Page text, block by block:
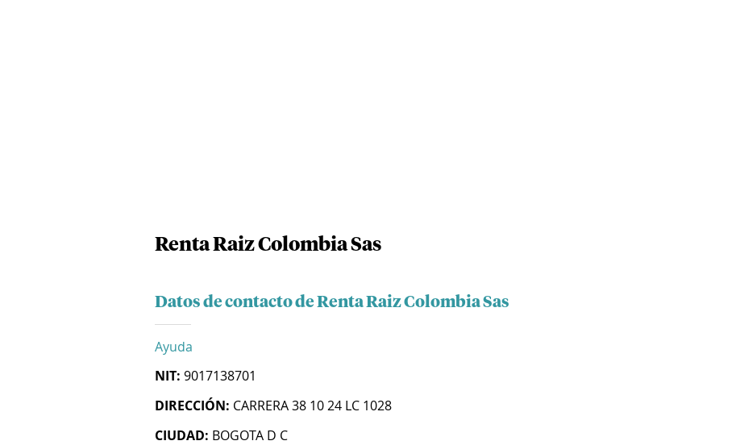
Renta Raiz Colombia Sas
Datos de contacto de Renta Raiz Colombia Sas
Ayuda
NIT: 9017138701
DIRECCIÓN: CARRERA 38 10 24 LC 1028
CIUDAD: BOGOTA D C